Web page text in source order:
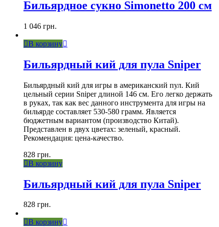
Бильярдное сукно Simonetto 200 см
1 046 грн.
В корзину
Бильярдный кий для пула Sniper
Бильярдный кий для игры в американский пул. Кий
цельный серии Sniper длиной 146 см. Его легко держать
в руках, так как вес данного инструмента для игры на
бильярде составляет 530-580 грамм. Является
бюджетным вариантом (производство Китай).
Представлен в двух цветах: зеленый, красный.
Рекомендация: цена-качество.
828 грн.
В корзину
Бильярдный кий для пула Sniper
828 грн.
В корзину